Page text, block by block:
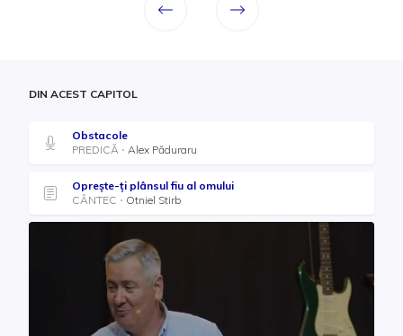
DIN ACEST CAPITOL
Obstacole
PREDICĂ
Alex Păduraru
Oprește-ți plânsul fiu al omului
CÂNTEC
Otniel Stirb